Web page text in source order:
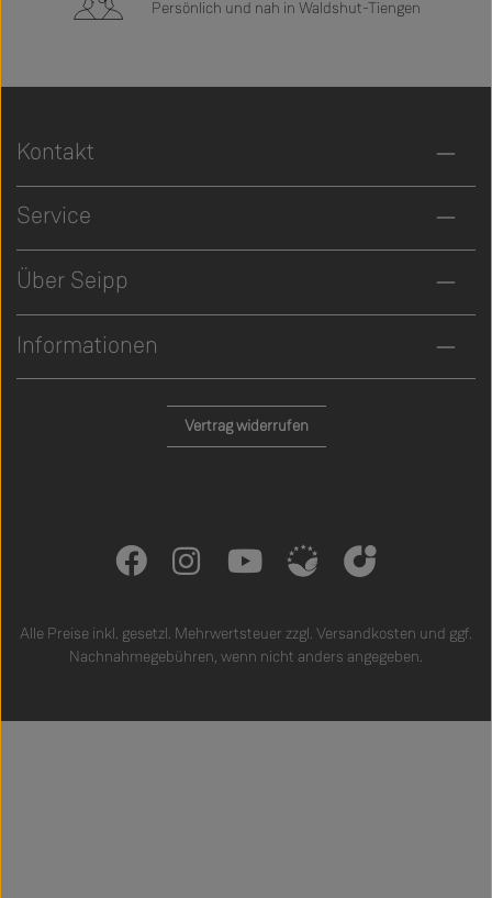
Persönlich und nah in Waldshut-Tiengen
Kontakt
Service
Über Seipp
Informationen
Vertrag widerrufen
Alle Preise inkl. gesetzl. Mehrwertsteuer zzgl. Versandkosten und ggf.
Nachnahmegebühren, wenn nicht anders angegeben.